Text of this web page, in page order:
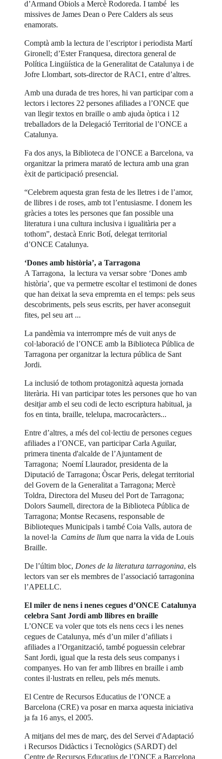
d’Armand Obiols a Mercè Rodoreda. I també les
missives de James Dean o Pere Calders als seus
enamorats.
Comptà amb la lectura de l’escriptor i periodista Martí
Gironell; d’Ester Franquesa, directora general de
Política Lingüística de la Generalitat de Catalunya i de
Jofre Llombart, sots-director de RAC1, entre d’altres.
Amb una durada de tres hores, hi van participar com a
lectors i lectores 22 persones afiliades a l’ONCE que
van llegir textos en braille o amb ajuda òptica i 12
treballadors de la Delegació Territorial de l’ONCE a
Catalunya.
Fa dos anys, la Biblioteca de l’ONCE a Barcelona, va
organitzar la primera marató de lectura amb una gran
èxit de participació presencial.
“Celebrem aquesta gran festa de les lletres i de l’amor,
de llibres i de roses, amb tot l’entusiasme. I donem les
gràcies a totes les persones que fan possible una
literatura i una cultura inclusiva i igualitària per a
tothom”, destacà Enric Botí, delegat territorial
d’ONCE Catalunya.
‘Dones amb història’, a Tarragona
A Tarragona, la lectura va versar sobre ‘Dones amb
història’, que va permetre escoltar el testimoni de dones
que han deixat la seva empremta en el temps: pels seus
descobriments, pels seus escrits, per haver aconseguit
fites, pel seu art ...
La pandèmia va interrompre més de vuit anys de
col·laboració de l’ONCE amb la Biblioteca Pública de
Tarragona per organitzar la lectura pública de Sant
Jordi.
La inclusió de tothom protagonitzà aquesta jornada
literària. Hi van participar totes les persones que ho van
desitjar amb el seu codi de lecto escriptura habitual, ja
fos en tinta, braille, telelupa, macrocaràcters...
Entre d’altres, a més del col·lectiu de persones cegues
afiliades a l’ONCE, van participar Carla Aguilar,
primera tinenta d'alcalde de l’Ajuntament de
Tarragona; Noemí Llaurador, presidenta de la
Diputació de Tarragona; Òscar Peris, delegat territorial
del Govern de la Generalitat a Tarragona; Mercè
Toldra, Directora del Museu del Port de Tarragona;
Dolors Saumell, directora de la Biblioteca Pública de
Tarragona; Montse Recasens, responsable de
Biblioteques Municipals i també Coia Valls, autora de
la novel·la Camins de llumque narra la vida de Louis
Braille.
De l’últim bloc, Dones de la literatura tarragonina, els
lectors van ser els membres de l’associació tarragonina
l’APELLC.
El miler de nens i nenes cegues d’ONCE Catalunya
celebra Sant Jordi amb llibres en braille
L’ONCE va voler que tots els nens cecs i les nenes
cegues de Catalunya, més d’un miler d’afiliats i
afiliades a l’Organització, també poguessin celebrar
Sant Jordi, igual que la resta dels seus companys i
companyes. Ho van fer amb llibres en braille i amb
contes il·lustrats en relleu, pels més menuts.
El Centre de Recursos Educatius de l’ONCE a
Barcelona (CRE) va posar en marxa aquesta iniciativa
ja fa 16 anys, el 2005.
A mitjans del mes de març, des del Servei d'Adaptació
i Recursos Didàctics i Tecnològics (SARDT) del
Centre de Recursos Educatius de l’ONCE a Barcelona